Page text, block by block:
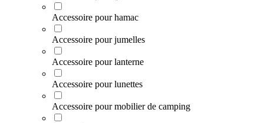
Accessoire pour hamac
Accessoire pour jumelles
Accessoire pour lanterne
Accessoire pour lunettes
Accessoire pour mobilier de camping